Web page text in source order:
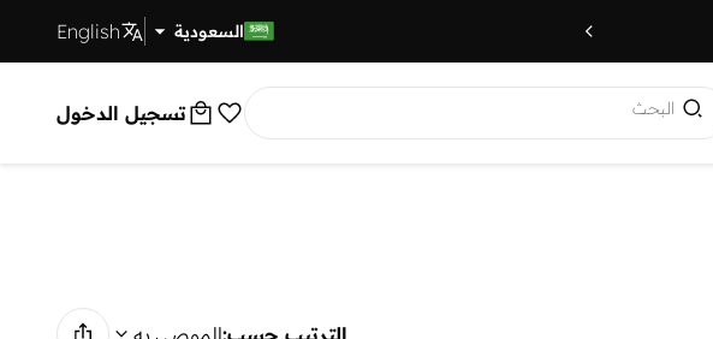
توصيل سريع السعودية English
البحث تسجيل الدخول
الترتيب حسب:الموصى به